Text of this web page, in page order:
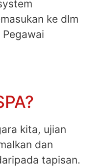
ke dlm
kita, ujian
dan
tapisan.